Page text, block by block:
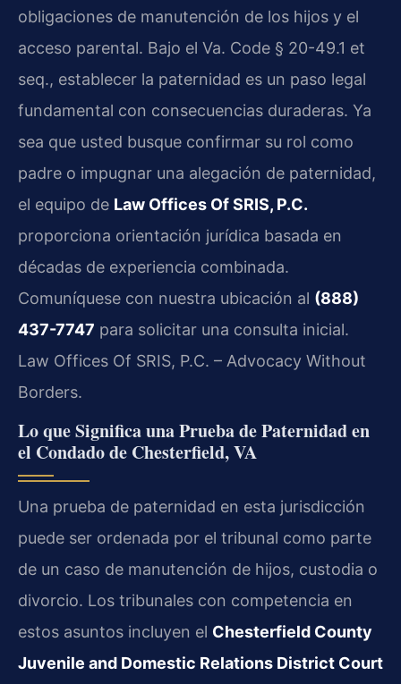
obligaciones de manutención de los hijos y el
acceso parental. Bajo el Va. Code § 20-49.1 et
seq., establecer la paternidad es un paso legal
fundamental con consecuencias duraderas. Ya
sea que usted busque confirmar su rol como
padre o impugnar una alegación de paternidad,
el equipo de Law Offices Of SRIS, P.C.
proporciona orientación jurídica basada en
décadas de experiencia combinada.
Comuníquese con nuestra ubicación al (888)
437-7747 para solicitar una consulta inicial.
Law Offices Of SRIS, P.C. – Advocacy Without
Borders.
Lo que Significa una Prueba de Paternidad en
el Condado de Chesterfield, VA
Una prueba de paternidad en esta jurisdicción
puede ser ordenada por el tribunal como parte
de un caso de manutención de hijos, custodia o
divorcio. Los tribunales con competencia en
estos asuntos incluyen el Chesterfield County
Juvenile and Domestic Relations District Court